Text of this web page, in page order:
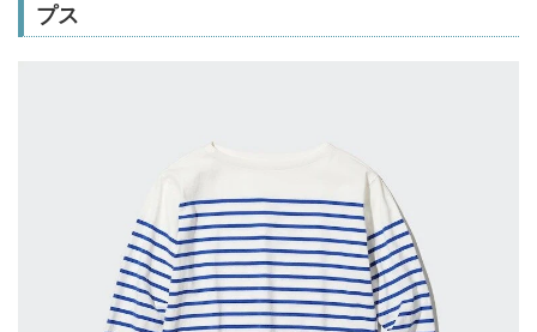
プス